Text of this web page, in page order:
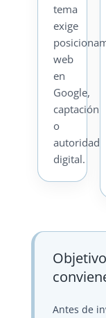
tema
exige
web
en
Google,
captación
o
autoridad
digital.
Antes de